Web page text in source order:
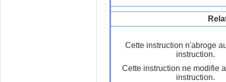
Cette instruction n'abroge
instruction.
Cette instruction ne modifie
instruction.